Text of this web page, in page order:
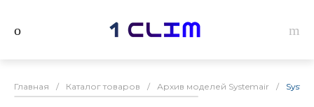
Главная / Каталог товаров / Архив моделей Systemair /